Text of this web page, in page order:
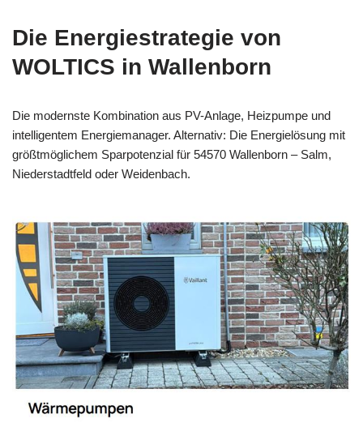
Die Energiestrategie von
WOLTICS in Wallenborn
Die modernste Kombination aus PV-Anlage, Heizpumpe und
intelligentem Energiemanager. Alternativ: Die Energielösung mit
größtmöglichem Sparpotenzial für 54570 Wallenborn – Salm,
Niederstadtfeld oder Weidenbach.